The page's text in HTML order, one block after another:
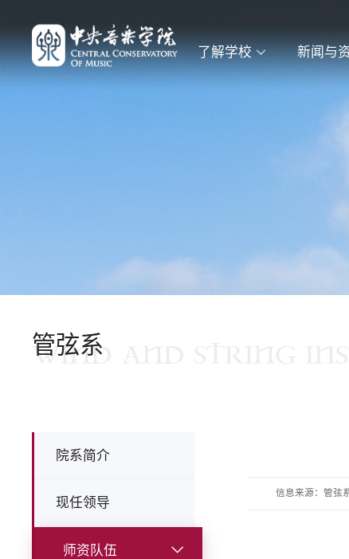
了解学校 新闻与
管弦系
WIND AND STRING
院系简介
现任领导
师资队伍
信息来源：管弦